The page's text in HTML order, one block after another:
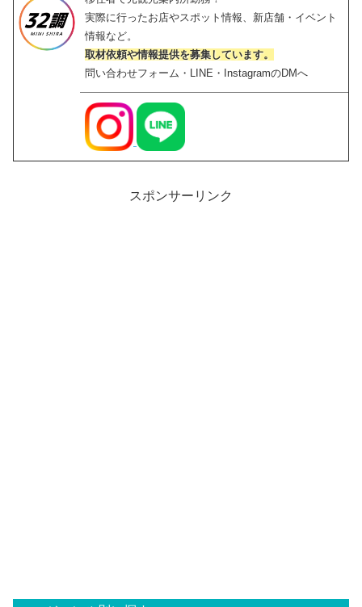
実際に行ったお店やスポット情報、新店舗・イベント
情報など。
取材依頼や情報提供を募集しています。
問い合わせフォーム・LINE・InstagramのDMへ
スポンサーリンク